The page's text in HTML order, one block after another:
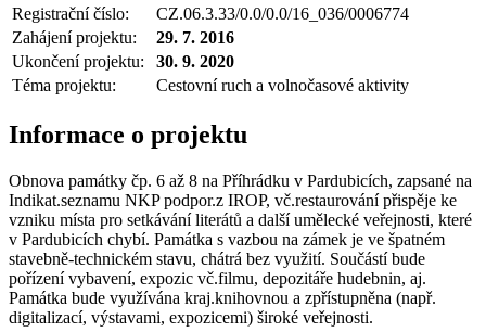
Registrační číslo:
CZ.06.3.33/0.0/0.0/16_036/0006774
Zahájení projektu:
29. 7. 2016
Ukončení projektu:
30. 9. 2020
Téma projektu:
Cestovní ruch a volnočasové aktivity
Informace o projektu
Obnova památky čp. 6 až 8 na Příhrádku v Pardubicích, zapsané na
Indikat.seznamu NKP podpor.z IROP, vč.restaurování přispěje ke
vzniku místa pro setkávání literátů a další umělecké veřejnosti, které
v Pardubicích chybí. Památka s vazbou na zámek je ve špatném
stavebně-technickém stavu, chátrá bez využití. Součástí bude
pořízení vybavení, expozic vč.filmu, depozitáře hudebnin, aj.
Památka bude využívána kraj.knihovnou a zpřístupněna (např.
digitalizací, výstavami, expozicemi) široké veřejnosti.